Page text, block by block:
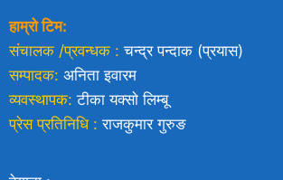
हाम्रो टिम:
संचालक /प्रवन्धक : चन्द्र पन्दाक (प्रयास)
सम्पादक: अनिता इवारम
व्यवस्थापक: टीका यक्साे लिम्बू
प्रेस प्रतिनिधि : राजकुमार गुरुङ